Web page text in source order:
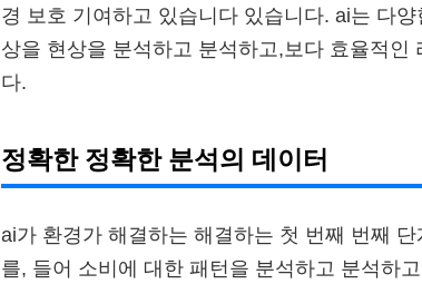
경 보호 기여하고 있습니다 있습니다. ai는 다
상을 현상을 분석하고 분석하고,보다 효율적인
다.
정확한 정확한 분석의 데이터
ai가 환경가 해결하는 해결하는 첫 번째 번째
를, 들어 소비에 대한 패턴을 분석하고 분석하